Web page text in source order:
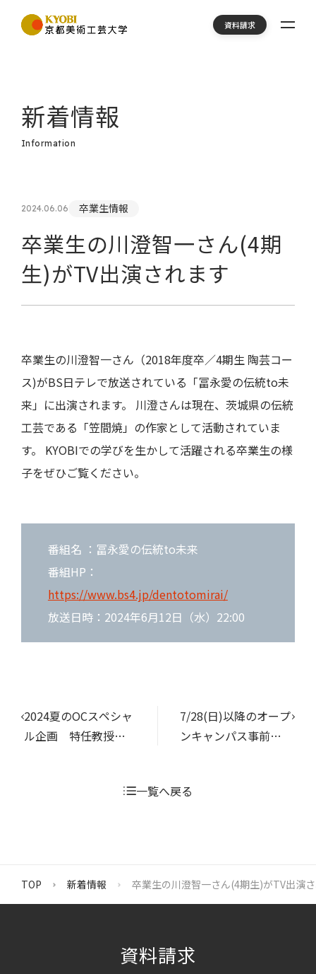
資料請求
新着情報
Information
2024.06.06 卒業生情報
卒業生の川澄智一さん(4期
生)がTV出演されます
卒業生の川澄智一さん（2018年度卒／4期生 陶芸コー
ス)がBS日テレで放送されている「冨永愛の伝統to未
来」に出演されます。 川澄さんは現在、茨城県の伝統
工芸である「笠間焼」の作家として活動されていま
す。 KYOBIでの学びを生かして活躍される卒業生の様
子をぜひご覧ください。
番組名 ：冨永愛の伝統to未来
番組HP：
https://www.bs4.jp/dentotomirai/
放送日時：2024年6月12日（水）22:00
2024夏のOCスペシャ
ル企画 特任教授に
一覧へ戻る
7/28(日)以降のオープ
ンキャンパス事前予
TOP 新着情報 卒業生の川澄智一さん(4期生)がTV出演
資料請求